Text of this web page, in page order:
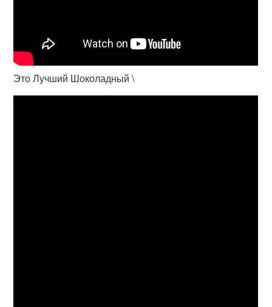
Это Лучший Шоколадный \